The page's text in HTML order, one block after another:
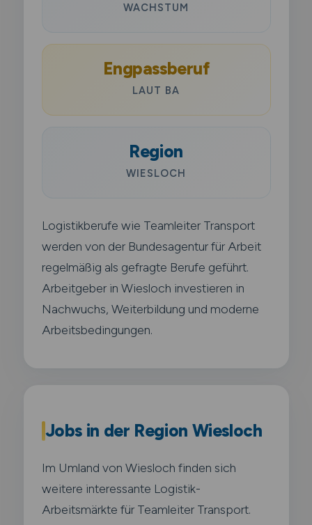
WACHSTUM
Engpassberuf
LAUT BA
Region
WIESLOCH
Logistikberufe wie Teamleiter Transport
werden von der Bundesagentur für Arbeit
regelmäßig als gefragte Berufe geführt.
Arbeitgeber in Wiesloch investieren in
Nachwuchs, Weiterbildung und moderne
Arbeitsbedingungen.
Jobs in der Region Wiesloch
Im Umland von Wiesloch finden sich
weitere interessante Logistik-
Arbeitsmärkte für Teamleiter Transport.